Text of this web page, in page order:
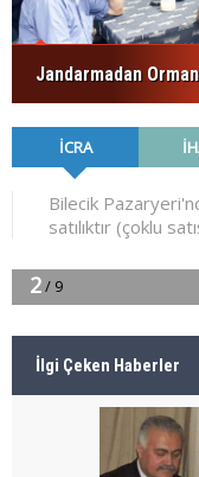
Jandarmadan Orman
İlgi Çeken Haberler